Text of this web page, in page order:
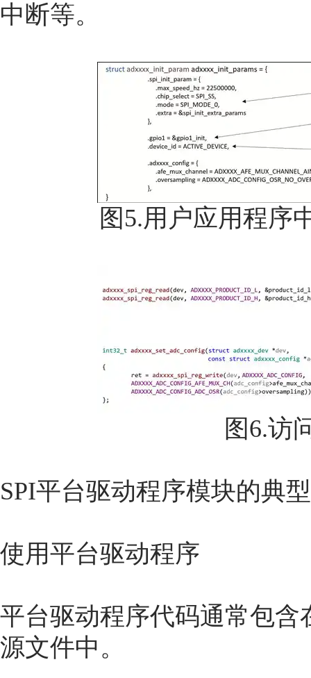
中断等。
图5.用户应用程序
图6.访
SPI平台驱动程序模块的典
使用平台驱动程序
平台驱动程序代码通常包含
源文件中。